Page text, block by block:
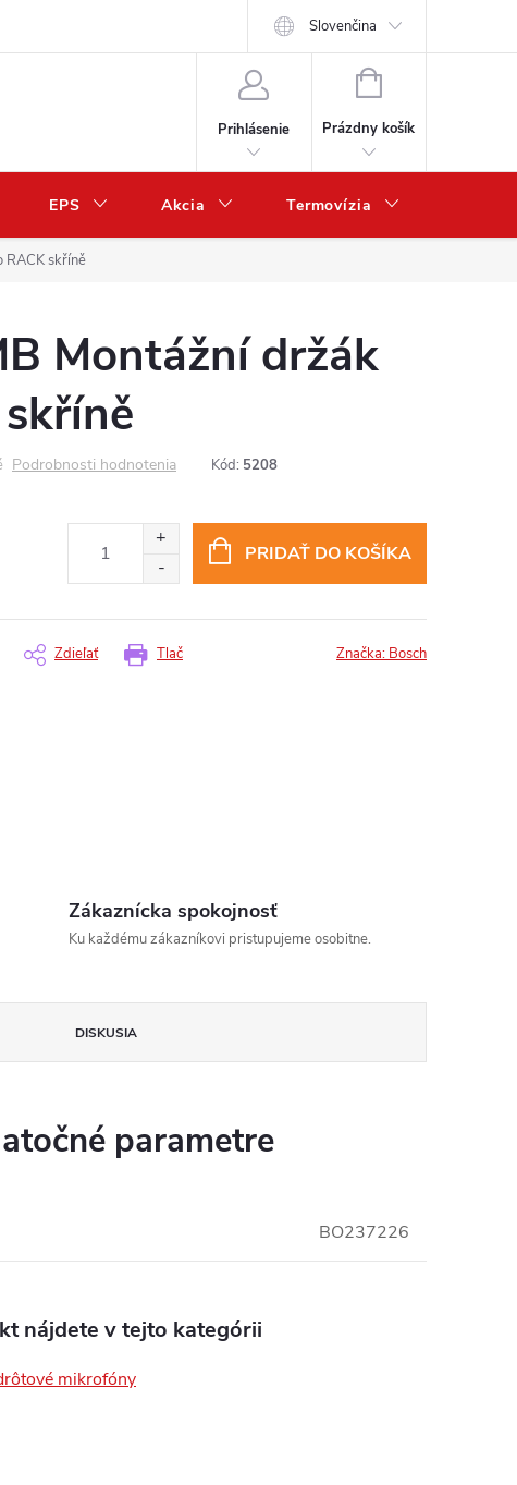
Slovenčina
Prihlásenie
NÁKUPNÝ
Prázdny košík
EPS Akcia Termovízia
skříně
Montážní držák
Podrobnosti hodnotenia Kód: 5208
PRIDAŤ DO KOŠÍKA
Tlač
Zdieľať Značka: Bosch
Zákaznícka spokojnosť
Ku každému zákazníkovi pristupujeme osobitne.
DISKUSIA
parametre
BO237226
nájdete v tejto kategórii
mikrofóny